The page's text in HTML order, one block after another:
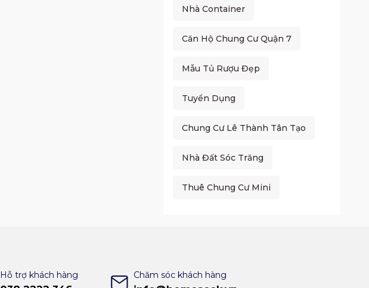
Nhà Container
Căn Hộ Chung Cư Quận 7
Mẫu Tủ Rượu Đẹp
Tuyển Dụng
Chung Cư Lê Thành Tân Tạo
Nhà Đất Sóc Trăng
Thuê Chung Cư Mini
Hỗ trợ khách hàng Chăm sóc khách hàng